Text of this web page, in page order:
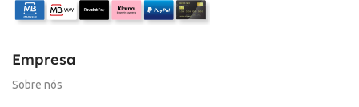
Empresa
Sobre nós